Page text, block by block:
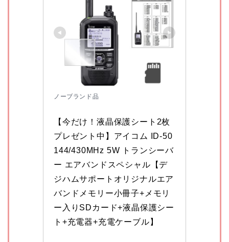
ノーブランド品
【今だけ！液晶保護シート2枚
プレゼント中】アイコム ID-50
144/430MHz 5W トランシーバ
ー エアバンドスペシャル【デ
ジハムサポートオリジナルエア
バンドメモリー小冊子+メモリ
ー入りSDカード+液晶保護シー
ト+充電器+充電ケーブル】